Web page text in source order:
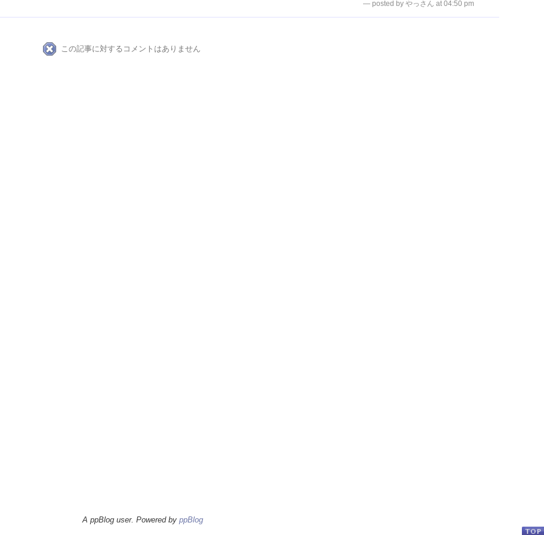
— posted by やっさん at 04:50 pm
この記事に対するコメントはありません
A ppBlog user. Powered by ppBlog